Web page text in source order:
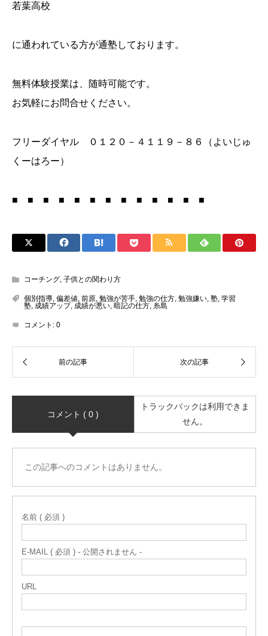
若葉高校
に通われている方が通塾しております。
無料体験授業は、随時可能です。
お気軽にお問合せください。
フリーダイヤル ０１２０－４１１９－８６（よいじゅ
くーはろー）
■ ■ ■ ■ ■ ■ ■ ■ ■ ■ ■ ■ ■
コーチング, 子供との関わり方
個別指導, 偏差値, 前原, 勉強が苦手, 勉強の仕方, 勉強嫌い, 塾, 学習
塾, 成績アップ, 成績が悪い, 暗記の仕方, 糸島
コメント: 0
コメント ( 0 )
トラックバックは利用できま
せん。
この記事へのコメントはありません。
名前 ( 必須 )
E-MAIL ( 必須 ) - 公開されません -
URL